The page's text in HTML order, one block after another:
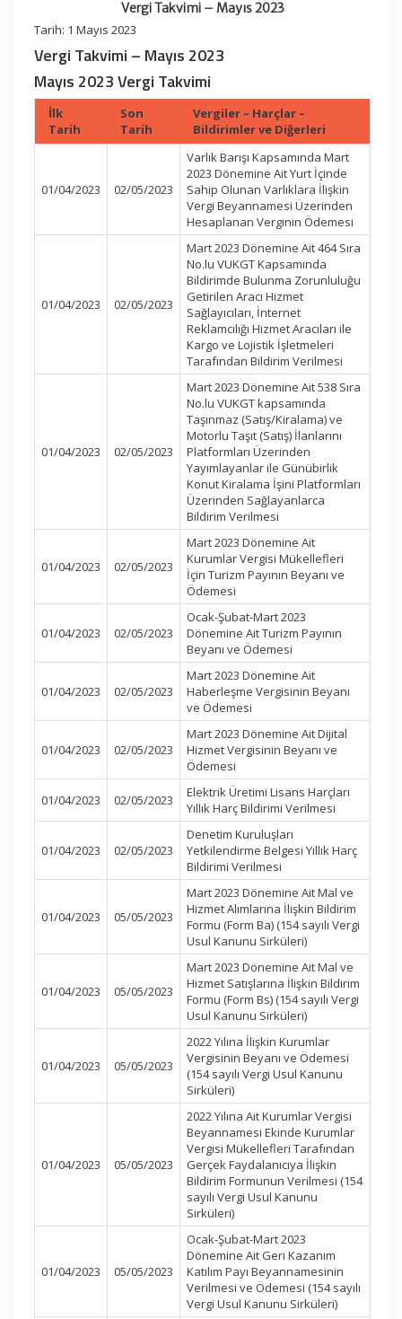
Vergi Takvimi – Mayıs 2023
Tarih: 1 Mayıs 2023
Vergi Takvimi – Mayıs 2023
Mayıs 2023 Vergi Takvimi
İlk
Tarih
Son
Tarih
Vergiler – Harçlar –
Bildirimler ve Diğerleri
01/04/2023 02/05/2023
Varlık Barışı Kapsamında Mart
2023 Dönemine Ait Yurt İçinde
Sahip Olunan Varlıklara İlişkin
Vergi Beyannamesi Üzerinden
Hesaplanan Verginin Ödemesi
01/04/2023 02/05/2023
Mart 2023 Dönemine Ait 464 Sıra
No.lu VUKGT Kapsamında
Bildirimde Bulunma Zorunluluğu
Getirilen Aracı Hizmet
Sağlayıcıları, İnternet
Reklamcılığı Hizmet Aracıları ile
Kargo ve Lojistik İşletmeleri
Tarafından Bildirim Verilmesi
01/04/2023 02/05/2023
Mart 2023 Dönemine Ait 538 Sıra
No.lu VUKGT kapsamında
Taşınmaz (Satış/Kiralama) ve
Motorlu Taşıt (Satış) İlanlarını
Platformları Üzerinden
Yayımlayanlar ile Günübirlik
Konut Kiralama İşini Platformları
Üzerinden Sağlayanlarca
Bildirim Verilmesi
01/04/2023 02/05/2023
Mart 2023 Dönemine Ait
Kurumlar Vergisi Mükellefleri
İçin Turizm Payının Beyanı ve
Ödemesi
01/04/2023 02/05/2023
Ocak-Şubat-Mart 2023
Dönemine Ait Turizm Payının
Beyanı ve Ödemesi
01/04/2023 02/05/2023
Mart 2023 Dönemine Ait
Haberleşme Vergisinin Beyanı
ve Ödemesi
01/04/2023 02/05/2023
Mart 2023 Dönemine Ait Dijital
Hizmet Vergisinin Beyanı ve
Ödemesi
01/04/2023 02/05/2023
Elektrik Üretimi Lisans Harçları
Yıllık Harç Bildirimi Verilmesi
01/04/2023 02/05/2023
Denetim Kuruluşları
Yetkilendirme Belgesi Yıllık Harç
Bildirimi Verilmesi
01/04/2023 05/05/2023
Mart 2023 Dönemine Ait Mal ve
Hizmet Alımlarına İlişkin Bildirim
Formu (Form Ba) (154 sayılı Vergi
Usul Kanunu Sirküleri)
01/04/2023 05/05/2023
Mart 2023 Dönemine Ait Mal ve
Hizmet Satışlarına İlişkin Bildirim
Formu (Form Bs) (154 sayılı Vergi
Usul Kanunu Sirküleri)
01/04/2023 05/05/2023
2022 Yılına İlişkin Kurumlar
Vergisinin Beyanı ve Ödemesi
(154 sayılı Vergi Usul Kanunu
Sirküleri)
01/04/2023 05/05/2023
2022 Yılına Ait Kurumlar Vergisi
Beyannamesi Ekinde Kurumlar
Vergisi Mükellefleri Tarafından
Gerçek Faydalanıcıya İlişkin
Bildirim Formunun Verilmesi (154
sayılı Vergi Usul Kanunu
Sirküleri)
01/04/2023 05/05/2023
Ocak-Şubat-Mart 2023
Dönemine Ait Geri Kazanım
Katılım Payı Beyannamesinin
Verilmesi ve Ödemesi (154 sayılı
Vergi Usul Kanunu Sirküleri)